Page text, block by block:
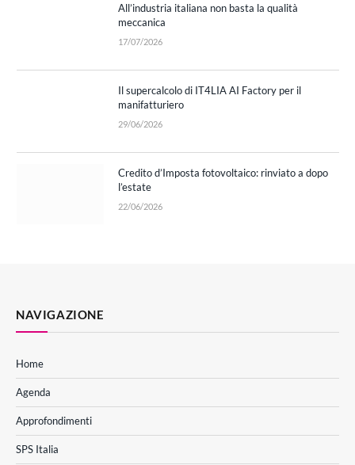
All’industria italiana non basta la qualità
meccanica
17/07/2026
Il supercalcolo di IT4LIA AI Factory per il
manifatturiero
29/06/2026
Credito d’Imposta fotovoltaico: rinviato a dopo
l’estate
22/06/2026
NAVIGAZIONE
Home
Agenda
Approfondimenti
SPS Italia